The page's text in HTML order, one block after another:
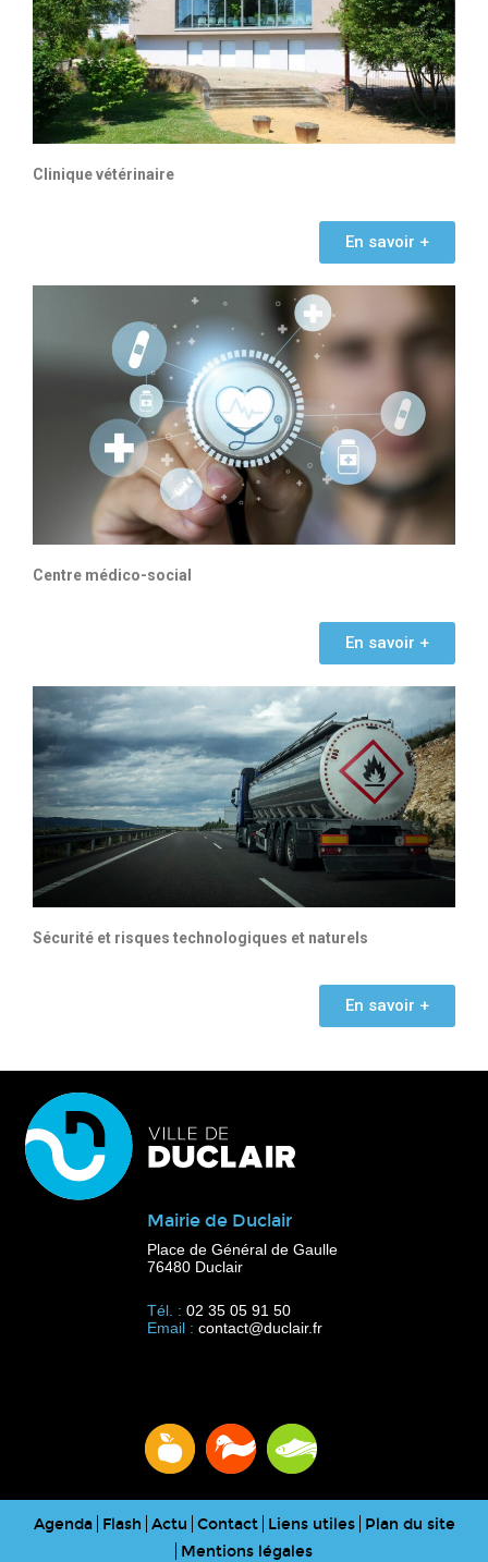
Clinique vétérinaire
En savoir +
Centre médico-social
En savoir +
Sécurité et risques technologiques et naturels
En savoir +
Mairie de Duclair
Place de Général de Gaulle
76480 Duclair
Tél. : 02 35 05 91 50
Email : contact@duclair.fr
Agenda Flash Actu Contact Liens utiles
Plan du site
Mentions légales